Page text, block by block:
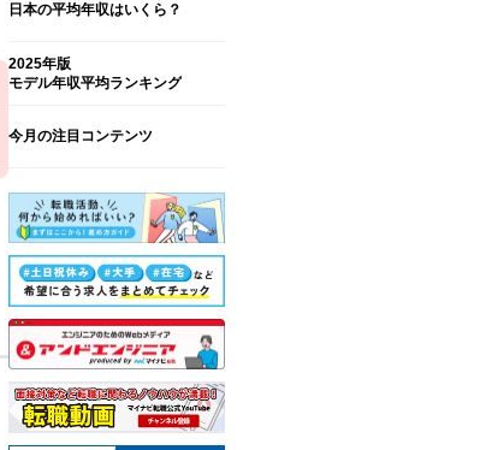
日本の平均年収はいくら？
2025年版
モデル年収平均ランキング
今月の注目コンテンツ